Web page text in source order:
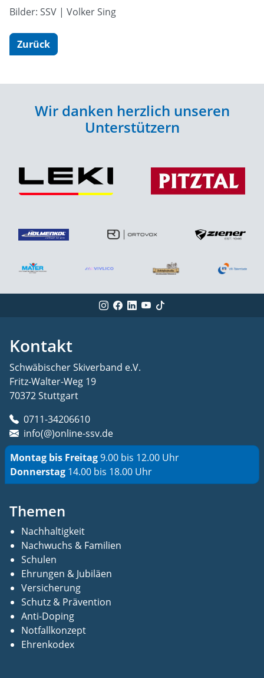
Bilder: SSV | Volker Sing
Zurück
Wir danken herzlich unseren
Unterstützern
Kontakt
Schwäbischer Skiverband e.V.
Fritz-Walter-Weg 19
70372 Stuttgart
0711-34206610
info(@)online-ssv.de
Montag bis Freitag9.00 bis 12.00 Uhr
Donnerstag 14.00 bis 18.00 Uhr
Themen
Nachhaltigkeit
Nachwuchs & Familien
Schulen
Ehrungen & Jubiläen
Versicherung
Schutz & Prävention
Anti-Doping
Notfallkonzept
Ehrenkodex